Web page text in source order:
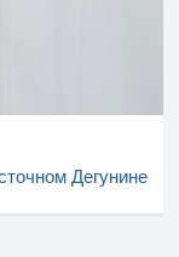
Дегунине